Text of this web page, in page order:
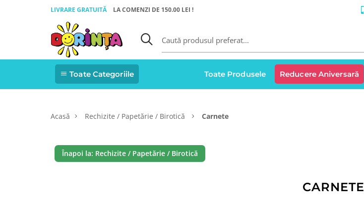
LIVRARE GRATUITĂ LA COMENZI DE 150.00 LEI !
Toate Categoriile Toate Produsele Reducere Aniversară
Acasă Rechizite / Papetărie / Birotică Carnete
Înapoi la: Rechizite / Papetărie / Birotică
CARNETE